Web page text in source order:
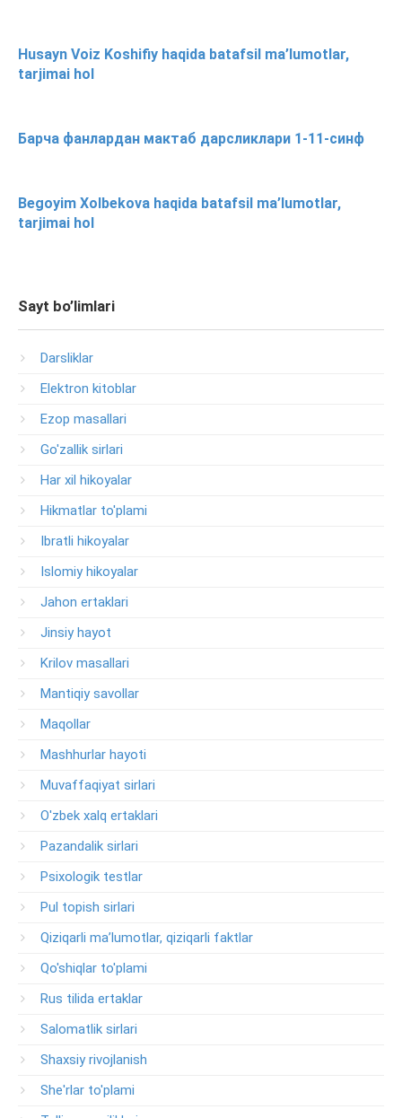
Husayn Voiz Koshifiy haqida batafsil ma’lumotlar,
tarjimai hol
Барча фанлардан мактаб дарсликлари 1-11-синф
Begoyim Xolbekova haqida batafsil ma’lumotlar,
tarjimai hol
Sayt bo’limlari
Darsliklar
Elektron kitoblar
Ezop masallari
Go'zallik sirlari
Har xil hikoyalar
Hikmatlar to'plami
Ibratli hikoyalar
Islomiy hikoyalar
Jahon ertaklari
Jinsiy hayot
Krilov masallari
Mantiqiy savollar
Maqollar
Mashhurlar hayoti
Muvaffaqiyat sirlari
O'zbek xalq ertaklari
Pazandalik sirlari
Psixologik testlar
Pul topish sirlari
Qiziqarli ma’lumotlar, qiziqarli faktlar
Qo'shiqlar to'plami
Rus tilida ertaklar
Salomatlik sirlari
Shaxsiy rivojlanish
She'rlar to'plami